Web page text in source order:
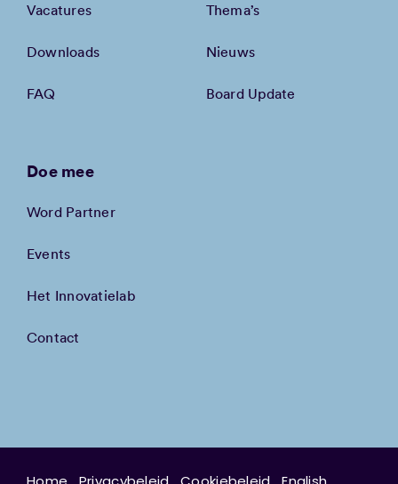
Vacatures
Downloads
FAQ
Thema’s
Nieuws
Board Update
Doe mee
Word Partner
Events
Het Innovatielab
Contact